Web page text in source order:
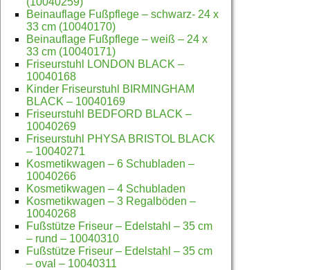
Beinauflage Fußpflege – schwarz- 24 x
33 cm (10040170)
Beinauflage Fußpflege – weiß – 24 x
33 cm (10040171)
Friseurstuhl LONDON BLACK –
10040168
Kinder Friseurstuhl BIRMINGHAM
BLACK – 10040169
Friseurstuhl BEDFORD BLACK –
10040269
Friseurstuhl PHYSA BRISTOL BLACK
– 10040271
Kosmetikwagen – 6 Schubladen –
10040266
Kosmetikwagen – 4 Schubladen
Kosmetikwagen – 3 Regalböden –
10040268
Fußstütze Friseur – Edelstahl – 35 cm
– rund – 10040310
Fußstütze Friseur – Edelstahl – 35 cm
– oval – 10040311